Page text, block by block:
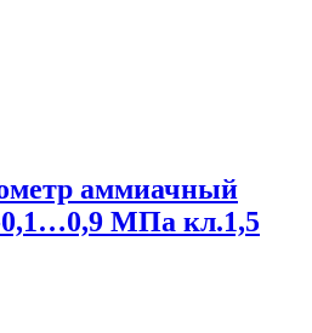
аммиачный
МПа кл.1,5